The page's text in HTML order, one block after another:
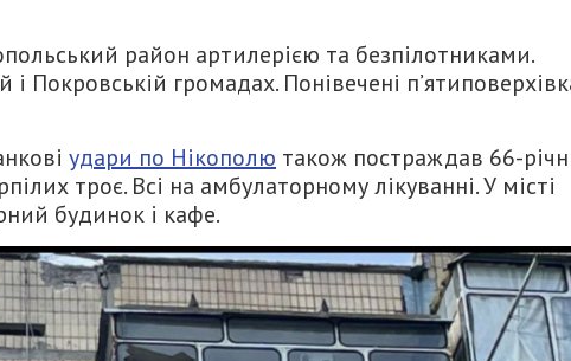
район артилерією та безпілотниками.
Покровській громадах. Понівечені
удари по Нікополю також постраждав 66-
троє. Всі на амбулаторному лікуванні. У місті
будинок і кафе.